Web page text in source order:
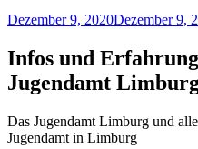
Dezember 9, 2020Dezember 9,
Infos und
Jugendamt
Das Jugendamt Limburg und
Jugendamt in Limburg